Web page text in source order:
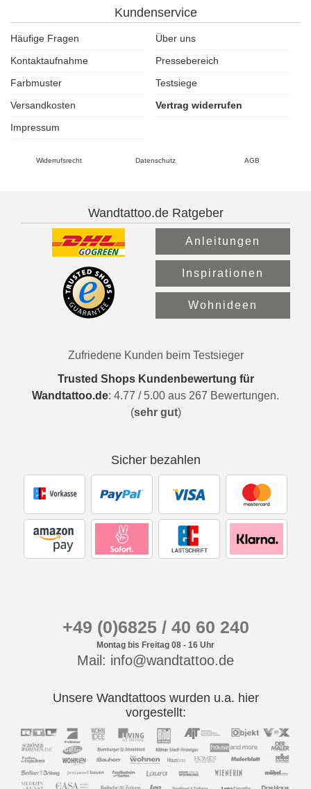
Kundenservice
Häufige Fragen
Über uns
Kontaktaufnahme
Pressebereich
Farbmuster
Testsiege
Versandkosten
Vertrag widerrufen
Impressum
Widerrufsrecht Datenschutz AGB
Wandtattoo.de Ratgeber
Anleitungen
Inspirationen
Wohnideen
Zufriedene Kunden beim Testsieger
Trusted Shops Kundenbewertung für
Wandtattoo.de: 4.77 / 5.00 aus 267 Bewertungen.
(sehr gut)
Sicher bezahlen
+49 (0)6825 / 40 60 240
Montag bis Freitag 08 - 16 Uhr
Mail: info@wandtattoo.de
Unsere Wandtattoos wurden u.a. hier
vorgestellt: